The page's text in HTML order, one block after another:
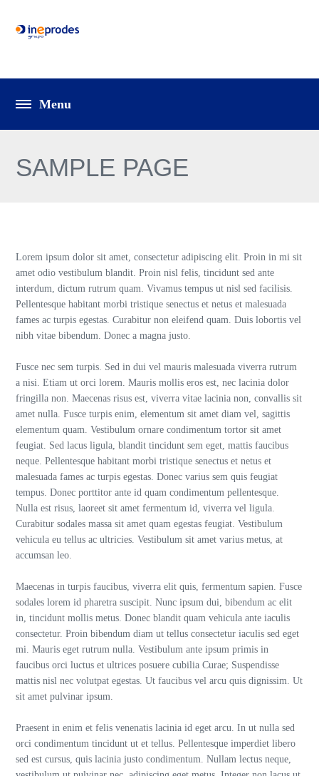
SAMPLE PAGE
Lorem ipsum dolor sit amet, consectetur adipiscing elit. Proin in mi sit
amet odio vestibulum blandit. Proin nisl felis, tincidunt sed ante
interdum, dictum rutrum quam. Vivamus tempus ut nisl sed facilisis.
Pellentesque habitant morbi tristique senectus et netus et malesuada
fames ac turpis egestas. Curabitur non eleifend quam. Duis lobortis vel
nibh vitae bibendum. Donec a magna justo.
Fusce nec sem turpis. Sed in dui vel mauris malesuada viverra rutrum
a nisi. Etiam ut orci lorem. Mauris mollis eros est, nec lacinia dolor
fringilla non. Maecenas risus est, viverra vitae lacinia non, convallis sit
amet nulla. Fusce turpis enim, elementum sit amet diam vel, sagittis
elementum quam. Vestibulum ornare condimentum tortor sit amet
feugiat. Sed lacus ligula, blandit tincidunt sem eget, mattis faucibus
neque. Pellentesque habitant morbi tristique senectus et netus et
malesuada fames ac turpis egestas. Donec varius sem quis feugiat
tempus. Donec porttitor ante id quam condimentum pellentesque.
Nulla est risus, laoreet sit amet fermentum id, viverra vel ligula.
Curabitur sodales massa sit amet quam egestas feugiat. Vestibulum
vehicula eu tellus ac ultricies. Vestibulum sit amet varius metus, at
accumsan leo.
Maecenas in turpis faucibus, viverra elit quis, fermentum sapien. Fusce
sodales lorem id pharetra suscipit. Nunc ipsum dui, bibendum ac elit
in, tincidunt mollis metus. Donec blandit quam vehicula ante iaculis
consectetur. Proin bibendum diam ut tellus consectetur iaculis sed eget
mi. Mauris eget rutrum nulla. Vestibulum ante ipsum primis in
faucibus orci luctus et ultrices posuere cubilia Curae; Suspendisse
mattis nisl nec volutpat egestas. Ut faucibus vel arcu quis dignissim. Ut
sit amet pulvinar ipsum.
Praesent in enim et felis venenatis lacinia id eget arcu. In ut nulla sed
orci condimentum tincidunt ut et tellus. Pellentesque imperdiet libero
sed est cursus, quis lacinia justo condimentum. Nullam lectus neque,